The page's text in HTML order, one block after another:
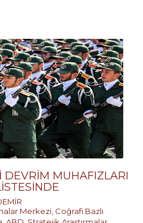
DEVRİM MUHAFIZLARI
Merkezi Coğrafi Bazlı